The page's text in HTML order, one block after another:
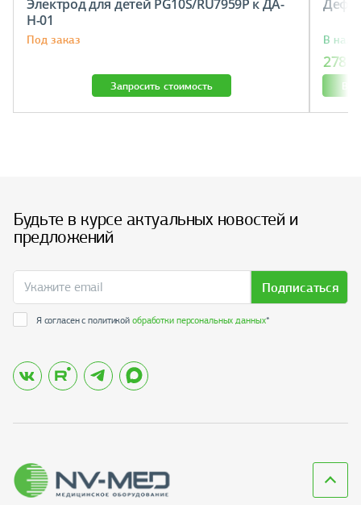
Электрод для детей PG10S/RU7959P к ДА-
Н-01
Под заказ
Запросить стоимость
В
278
В
Будьте в курсе актуальных новостей и
предложений
Подписаться
Я согласен с политикойобработки персональных данных*